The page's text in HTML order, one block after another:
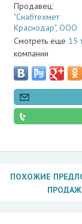
Продавец:
"Снабтехмет
Краснодар", ООО
Смотреть еще 15
компании
ПОХОЖИЕ